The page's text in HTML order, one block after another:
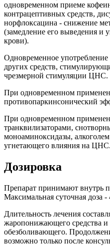
одновременном приеме
контрацептивных средств,
норфлоксацина - снижение
(замедление его выведения и
крови).
Одновременное
других средств,
чрезмерной стимуляции ЦНС.
При одновременном
противопаркинсонический
При одновременном
транквилизаторами,
моноаминоксидазы,
угнетающего влияния на ЦНС.
Дозировка
Препарат принимают внутрь
Максимальная суточная доза -
Длительность лечения
жаропонижающего средства и
обезболивающего.
возможно только после